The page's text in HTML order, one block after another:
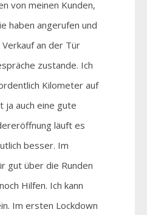
von meinen Kunden,
haben angerufen und
an der Tür
zustande. Ich
Kilometer auf
ja auch eine gute
läuft es
besser. Im
gut über die Runden
Hilfen. Ich kann
Im ersten Lockdown